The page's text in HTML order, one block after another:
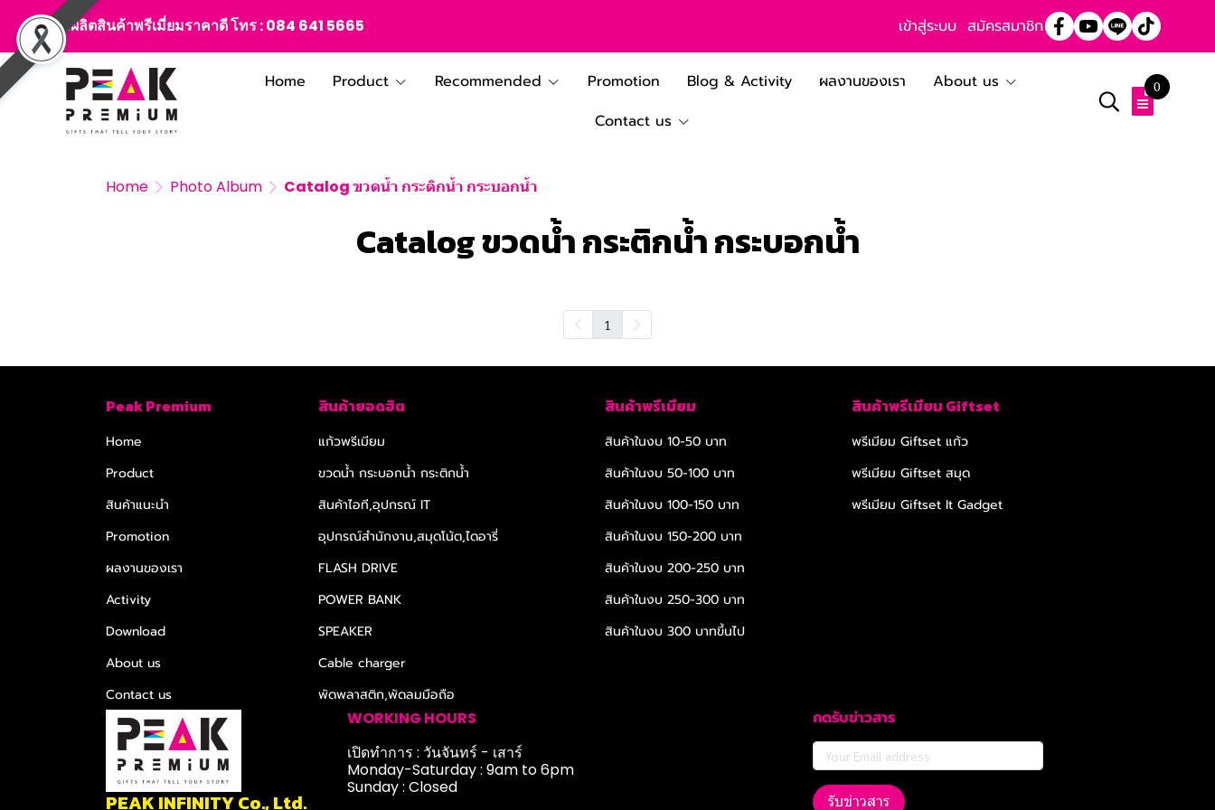
สั่งผลิตสินค้าพรีเมี่ยมราคาดี โทร :084 641 5665 เข้าสู่ระบบ สมัครสมาชิก
Home Product Recommended Promotion Blog & Activity ผลงานของเรา
About us
Contact us
0
Home Photo Album Catalog ขวดน้ำ กระติกน้ำ กระบอกน้ำ
Catalog ขวดน้ำ กระติกน้ำ กระบอกน้ำ
1
Peak Premium
Home
Product
สินค้าแนะนำ
Promotion
ผลงานของเรา
Activity
Download
About us
Contact us
สินค้ายอดฮิต
แก้วพรีเมียม
ขวดน้ำ กระบอกน้ำ กระติกน้ำ
สินค้าไอที,อุปกรณ์ IT
อุปกรณ์สำนักงาน,สมุดโน้ต,ไดอารี่
FLASH DRIVE
POWER BANK
SPEAKER
Cable charger
พัดพลาสติก,พัดลมมือถือ
สินค้าพรีเมียม
สินค้าในงบ 10-50 บาท
สินค้าในงบ 50-100 บาท
สินค้าในงบ 100-150 บาท
สินค้าในงบ 150-200 บาท
สินค้าในงบ 200-250 บาท
สินค้าในงบ 250-300 บาท
สินค้าในงบ 300 บาทขึ้นไป
สินค้าพรีเมียม Giftset
พรีเมียม Giftset แก้ว
พรีเมียม Giftset สมุด
พรีเมียม Giftset It Gadget
PEAK INFINITY Co., Ltd.
WORKING HOURS
เปิดทำการ : วันจันทร์ - เสาร์
Monday-Saturday : 9am to 6pm
Sunday : Closed
กดรับข่าวสาร
รับข่าวสาร